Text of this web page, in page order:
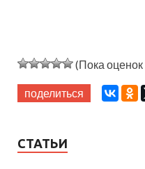
(Пока оценок
поделиться
СТАТЬИ